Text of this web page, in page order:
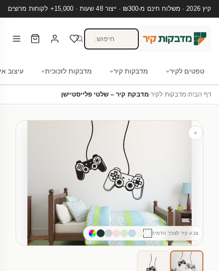
קיץ 2026 · משלוח חינם מ-₪300 · ייצור 48 שעות · 15,000+ לקוחות מרוצים
טפטים לקיר מדבקות קיר מדבקות לזכוכית עיצוב
דף הבית›מדבקות לקיר›מדבקת קיר – שלטי פלייסטיישן
צבע קיר לצורך הדמיה